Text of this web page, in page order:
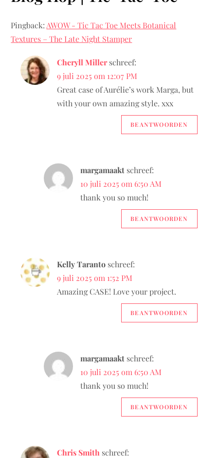
n
a
v
i
Pingback: AWOW - Tic Tac Toe Meets Botanical
Textures – The Late Night Stamper
Cheryll Miller schreef:
9 juli 2025 om 12:07 PM
Great case of Aurélie’s work Marga, but
with your own amazing style. xxx
BEANTWOORDEN
margamaakt schreef:
10 juli 2025 om 6:50 AM
thank you so much!
BEANTWOORDEN
Kelly Taranto schreef:
9 juli 2025 om 1:52 PM
Amazing CASE! Love your project.
BEANTWOORDEN
margamaakt schreef:
10 juli 2025 om 6:50 AM
thank you so much!
BEANTWOORDEN
Chris Smith schreef: